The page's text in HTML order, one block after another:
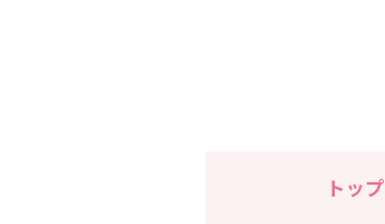
トップ